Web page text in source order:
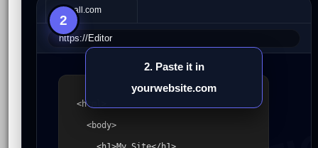
2
2. Paste it in
yourwebsite.com
🌐Atoall.com
https://Editor
<html>
<body>